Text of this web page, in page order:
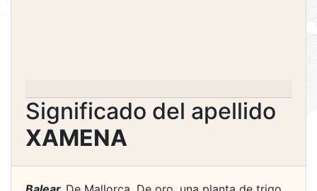
Significado del apellido
XAMENA